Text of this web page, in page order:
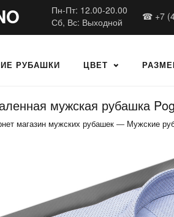
Пн-Пт: 12.00-20.00
Сб, Вс: Выходной
☎ +7
РУБАШКИ ЦВЕТ
мужская рубашка
магазин мужских рубашек — Мужские